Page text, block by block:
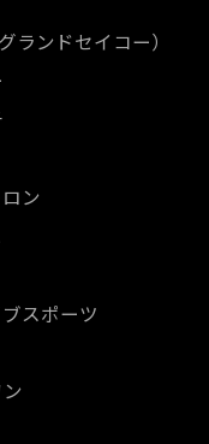
ランドセイコー）
ン
スポーツ